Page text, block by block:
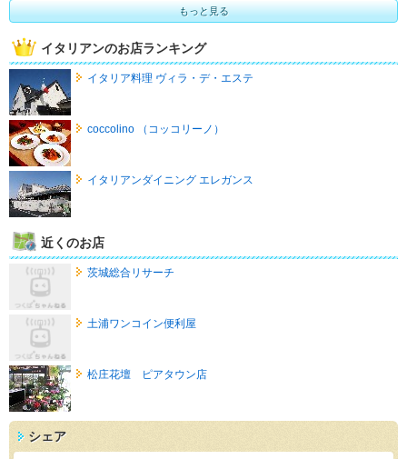
もっと見る
イタリアンのお店ランキング
イタリア料理 ヴィラ・デ・エステ
coccolino （コッコリーノ）
イタリアンダイニング エレガンス
近くのお店
茨城総合リサーチ
土浦ワンコイン便利屋
松庄花壇 ピアタウン店
シェア